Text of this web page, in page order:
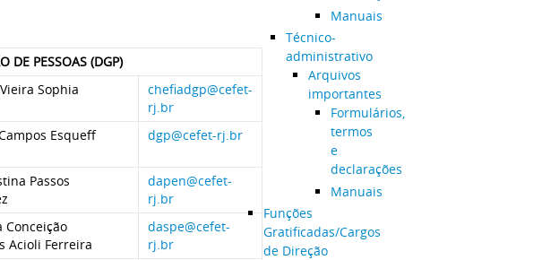
DE PESSOAS (DGP)
Sophia
chefiadgp@cefet-
rj.br
Esqueff
dgp@cefet-rj.br
Passos
dapen@cefet-
rj.br
Conceição
Acioli Ferreira
daspe@cefet-
rj.br
Manuais
Técnico-
administrativo
Arquivos
importantes
Formulários,
termos
e
declarações
Manuais
Funções
Gratificadas/Cargos
de Direção